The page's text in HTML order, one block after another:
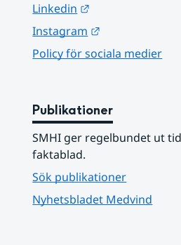
Linkedin
Instagram
Policy för sociala medier
Publikationer
SMHI ger regelbundet ut
faktablad.
Sök publikationer
Nyhetsbladet Medvind